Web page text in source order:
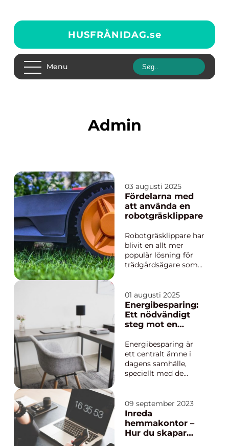
HUSFRÅNIDAG.se
Menu
admin
03 augusti 2025
Fördelarna med
att använda en
robotgräsklippare
Robotgräsklippare har
blivit en allt mer
populär lösning för
trädgårdsägare som
utan att behöva
investera alltför
mycket tid och
energi. Dessa au...
01 augusti 2025
Energibesparing:
Ett nödvändigt
steg mot en
Energibesparing är
ett centralt ämne i
dagens samhälle,
speciellt med de
energipriser. Det
handlar om att
minska
energianvändningen
09 september 2023
Inreda
hemmakontor –
Hur du skapar